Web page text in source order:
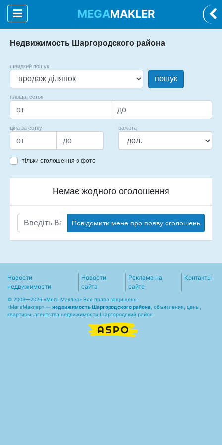
MEGAMAKLER
Недвижимость Шаргородского района
швидкий пошук
пошук
площа, соток
ціна за сотку валюта
тільки оголошення з фото
Немає жодного оголошення
Повідомити мене про появу оголошень
Новости
недвижимости
Новости
сайта
Реклама на
сайте
Контакты
© 2009—2026 «Мега Маклер» Все права защищены.
«МегаМаклер» — недвижимость Шаргородского района , объявления, цены,
квартиры, агентства недвижимости Шаргородский район